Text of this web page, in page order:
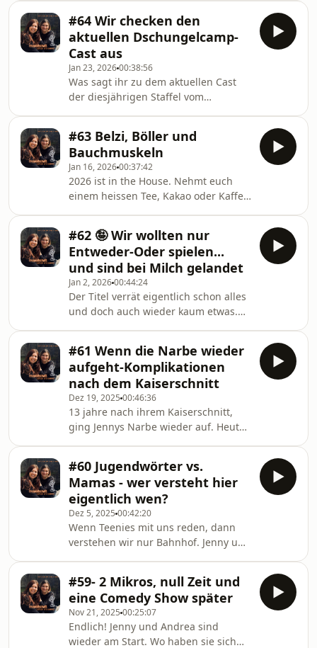
frustrierende Arztbesuche bis hin zu
den Herausforderungen in der
Notaufnahme. Was sollst du machen,
wenn dir jeder sagt geh über die
Notaufnahme, die dich dort aber
spüren lassen, dass du dort gerade
eigentlich fehl am Platz bist. Viel Spaß
🩷
#64 Wir checken den
aktuellen Dschungelcamp-
Cast aus
Jan 23, 202600:38:56
Was sagt ihr zu dem aktuellen Cast
der diesjährigen Staffel vom
aus und gehen ins Ranking. Wer
kommt weit und wer wird
Prüfungskönig?
#63 Belzi, Böller und
Bauchmuskeln
Jan 16, 202600:37:42
2026 ist in the House. Nehmt euch
einem heissen Tee, Kakao oder Kaffee
Jenny und Andrea. Viel Spaß 🩷
#62 🤪 Wir wollten nur
Entweder-Oder spielen...
und sind bei Milch gelandet
Jan 2, 202600:44:24
Der Titel verrät eigentlich schon alles
und doch auch wieder kaum etwas.
#61 Wenn die Narbe wieder
aufgeht-Komplikationen
nach dem Kaiserschnitt
Dez 19, 2025 00:46:36
13 jahre nach ihrem Kaiserschnitt,
ging Jennys Narbe wieder auf. Heute
#60 Jugendwörter vs.
Mamas - wer versteht hier
eigentlich wen?
Dez 5, 2025 00:42:20
Wenn Teenies mit uns reden, dann
verstehen wir nur Bahnhof. Jenny und
Was könnten die Teenies mit Wörtner
wie goofy oder Schere meinen? Zwei
Mamas zwischen Teenie-Slang,
Augenrollen und dem Versuch cool zu
#59- 2 Mikros, null Zeit und
eine Comedy Show später
Nov 21, 2025 00:25:07
Endlich! Jenny und Andrea sind
wieder am Start. Wo haben sie sich